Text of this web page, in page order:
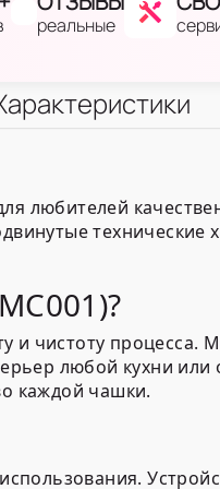
реальные
любителей
технические
и чистоту процесса.
любой кухни или
каждой чашки.